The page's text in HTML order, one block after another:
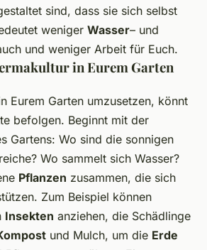
sind, dass sie sich selbst
weniger Wasser– und
und weniger Arbeit für Euch.
in Eurem Garten
Eurem Garten umzusetzen, könnt
befolgen. Beginnt mit der
Gartens: Wo sind die sonnigen
Wo sammelt sich Wasser?
Pflanzen zusammen, die sich
Zum Beispiel können
Insekten anziehen, die Schädlinge
und Mulch, um die Erde